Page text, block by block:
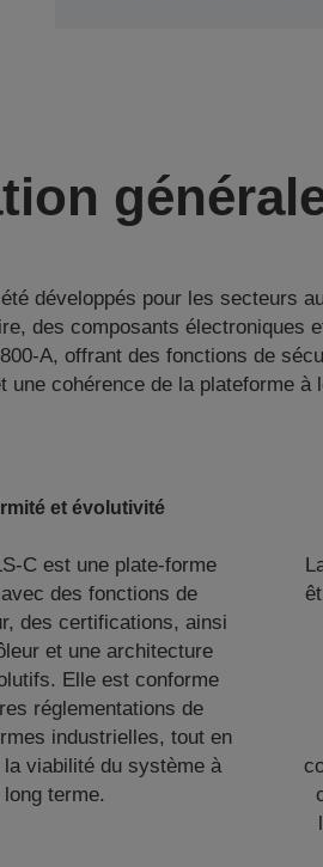
développés pour les secteurs
des composants électroniques
offrant des fonctions de
cohérence de la plateforme à
et évolutivité
C est une plate-forme
des fonctions de
des certifications, ainsi
et une architecture
Elle est conforme
réglementations de
industrielles, tout en
viabilité du système à
long terme.